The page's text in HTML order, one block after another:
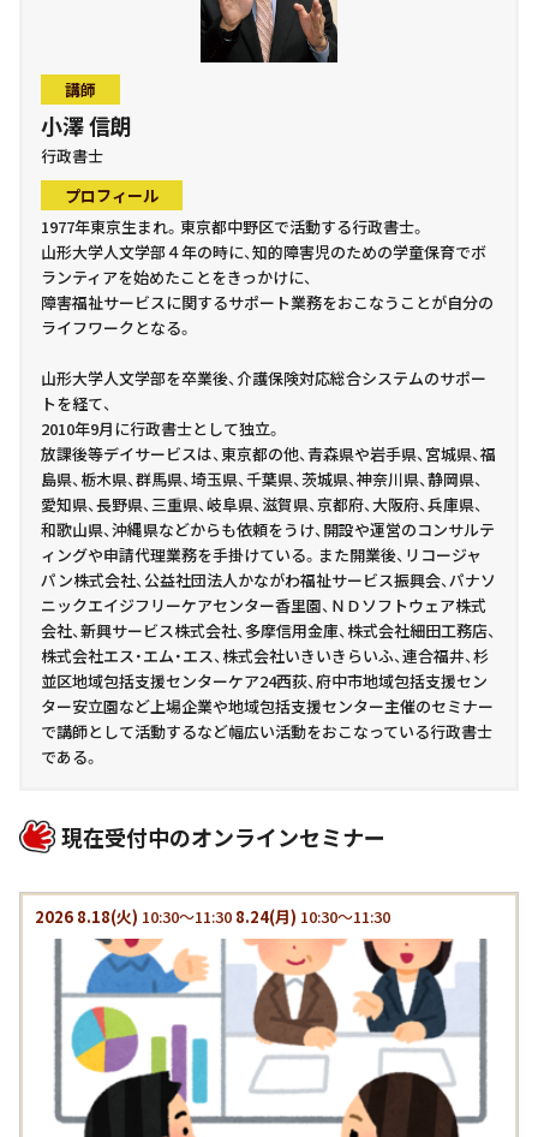
講師
小澤 信朗
行政書士
プロフィール
1977年東京生まれ。東京都中野区で活動する行政書士。
山形大学人文学部４年の時に、知的障害児のための学童保育でボ
ランティアを始めたことをきっかけに、
障害福祉サービスに関するサポート業務をおこなうことが自分の
ライフワークとなる。
山形大学人文学部を卒業後、介護保険対応総合システムのサポー
トを経て、
2010年9月に行政書士として独立。
放課後等デイサービスは、東京都の他、青森県や岩手県、宮城県、福
島県、栃木県、群馬県、埼玉県、千葉県、茨城県、神奈川県、静岡県、
愛知県、長野県、三重県、岐阜県、滋賀県、京都府、大阪府、兵庫県、
和歌山県、沖縄県などからも依頼をうけ、開設や運営のコンサルテ
ィングや申請代理業務を手掛けている。また開業後、リコージャ
パン株式会社、公益社団法人かながわ福祉サービス振興会、パナソ
ニックエイジフリーケアセンター香里園、ＮＤソフトウェア株式
会社、新興サービス株式会社、多摩信用金庫、株式会社細田工務店、
株式会社エス・エム・エス、株式会社いきいきらいふ、連合福井、杉
並区地域包括支援センターケア24西荻、府中市地域包括支援セン
ター安立園など上場企業や地域包括支援センター主催のセミナー
で講師として活動するなど幅広い活動をおこなっている行政書士
である。
現在受付中のオンラインセミナー
2026 8.18(火) 10:30～11:30 8.24(月) 10:30～11:30